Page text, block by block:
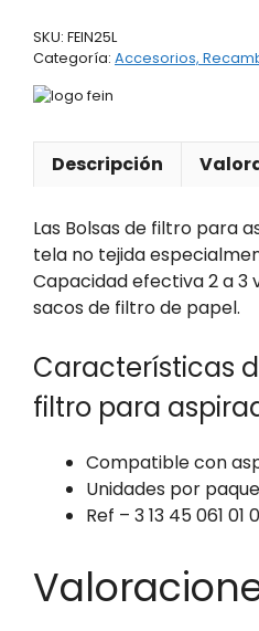
aspirador
cantidad
SKU: FEIN25L
Categoría: Accesorios,
Descripción
Las Bolsas de filtro para
tela no tejida
Capacidad efectiva 2 a 3
sacos de filtro de papel.
Características
filtro para
Compatible con
Unidades por
Ref – 3 13 45 061 01 0